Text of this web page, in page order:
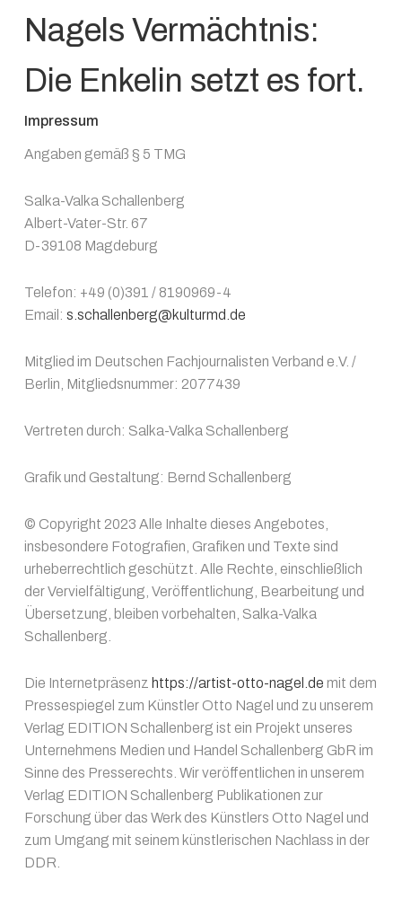
Nagels Vermächtnis:
Die Enkelin setzt es fort.
Impressum
Angaben gemäß § 5 TMG
Salka-Valka Schallenberg
Albert-Vater-Str. 67
D-39108 Magdeburg
Telefon: +49 (0)391 / 8190969-4
Email: s.schallenberg@kulturmd.de
Mitglied im Deutschen Fachjournalisten Verband e.V. /
Berlin, Mitgliedsnummer: 2077439
Vertreten durch: Salka-Valka Schallenberg
Grafik und Gestaltung: Bernd Schallenberg
© Copyright 2023 Alle Inhalte dieses Angebotes,
insbesondere Fotografien, Grafiken und Texte sind
urheberrechtlich geschützt. Alle Rechte, einschließlich
der Vervielfältigung, Veröffentlichung, Bearbeitung und
Übersetzung, bleiben vorbehalten, Salka-Valka
Schallenberg.
Die Internetpräsenz https://artist-otto-nagel.de mit dem
Pressespiegel zum Künstler Otto Nagel und zu unserem
Verlag EDITION Schallenberg ist ein Projekt unseres
Unternehmens Medien und Handel Schallenberg GbR im
Sinne des Presserechts. Wir veröffentlichen in unserem
Verlag EDITION Schallenberg Publikationen zur
Forschung über das Werk des Künstlers Otto Nagel und
zum Umgang mit seinem künstlerischen Nachlass in der
DDR.